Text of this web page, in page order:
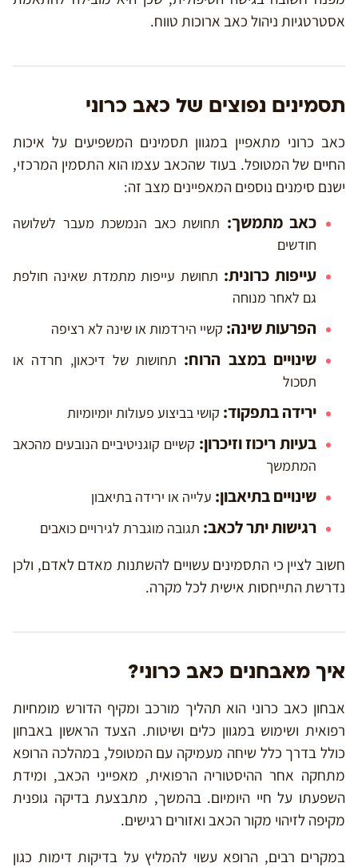
אסטרטגיות ניהול כאב ארוכות טווח.
תסמינים נפוצים של כאב כרוני
כאב כרוני מתאפיין במגוון תסמינים המשפיעים על איכות
החיים של המטופל. בעוד שהכאב עצמו הוא התסמין המרכזי,
ישנם סימנים נוספים המאפיינים מצב זה:
כאב מתמשך: תחושת כאב הנמשכת מעבר לשלושה
חודשים
עייפות כרונית: תחושת עייפות מתמדת שאינה חולפת
גם לאחר מנוחה
הפרעות שינה: קשיי הירדמות או שינה לא רציפה
שינויים במצב הרוח: תחושות של דיכאון, חרדה או
תסכול
ירידה בתפקוד: קושי בביצוע פעולות יומיומיות
בעיות ריכוז וזיכרון: קשיים קוגניטיביים הנובעים מהכאב
המתמשך
שינויים בתיאבון: עלייה או ירידה בתיאבון
רגישות יתר לכאב: תגובה מוגברת לגירויים כואבים
חשוב לציין כי התסמינים עשויים להשתנות מאדם לאדם, ולכן
נדרשת התייחסות אישית לכל מקרה.
איך מאבחנים כאב כרוני?
אבחון כאב כרוני הוא תהליך מורכב ומקיף הדורש מומחיות
רפואית ושימוש במגוון כלים ושיטות. הצעד הראשון באבחון
כולל בדרך כלל שיחה מעמיקה עם המטופל, במהלכה הרופא
מתחקה אחר ההיסטוריה הרפואית, מאפייני הכאב, ומידת
השפעתו על חיי היומיום. בהמשך, מתבצעת בדיקה גופנית
מקיפה לזיהוי מקור הכאב ואזורים רגישים.
במקרים רבים, הרופא עשוי להמליץ על בדיקות דימות כגון